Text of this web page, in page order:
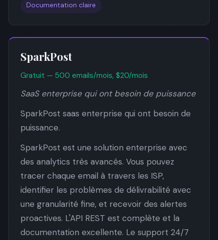
Documentation claire
SparkPost
Gratuit — 500 emails/mois, $20/mois
SaaS enterprise qui ont besoin de puissance
SparkPost saas enterprise qui ont besoin de
puissance.
SparkPost est une solution enterprise avec
des analytics très avancés. Vous pouvez
tracer chaque email à travers les ISP,
identifier les problèmes de délivrabilité avec
une granularité fine, et recevoir des alertes
proactives. L'API REST est complète et la
documentation excellente. Le support 24/7